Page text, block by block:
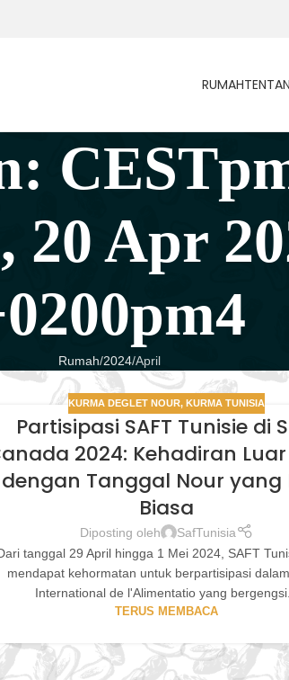
RUMAH
20 Apr
Rumah 2024 April
KURMA DEGLET NOUR, KURMA TUNISIA
Partisipasi SAFT Tunisie di
2024: Kehadiran
dengan Tanggal Nour yang
Biasa
Diposting oleh
SafTunisia
tanggal 29 April hingga 1 Mei 2024, SAFT
mendapat kehormatan untuk berpartisipasi
International de l'Alimentatio yang
TERUS MEMBACA